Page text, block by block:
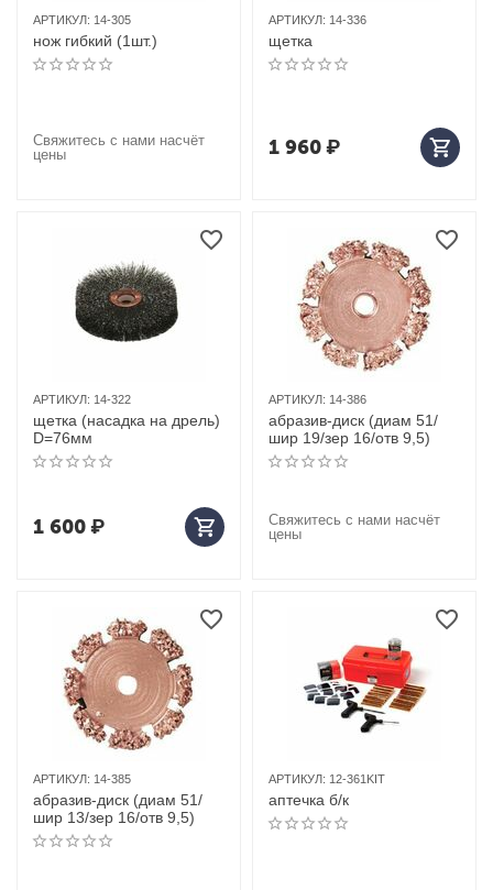
АРТИКУЛ: 14-305
нож гибкий (1шт.)
Свяжитесь с нами насчёт
цены
АРТИКУЛ: 14-336
щетка
1 960₽
АРТИКУЛ: 14-322
щетка (насадка на дрель)
D=76мм
1 600₽
АРТИКУЛ: 14-386
абразив-диск (диам 51/
шир 19/зер 16/отв 9,5)
Свяжитесь с нами насчёт
цены
АРТИКУЛ: 14-385
абразив-диск (диам 51/
шир 13/зер 16/отв 9,5)
АРТИКУЛ: 12-361KIT
аптечка б/к